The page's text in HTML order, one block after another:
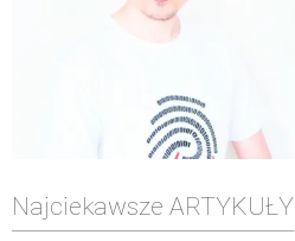
Najciekawsze ARTYKUŁY